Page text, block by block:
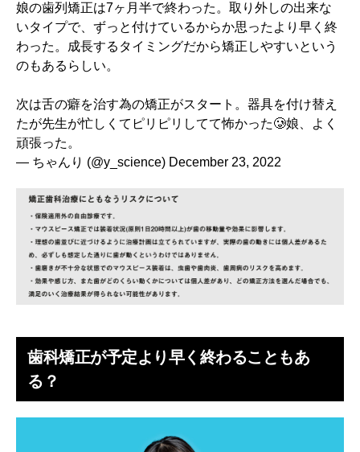
娘の歯列矯正は7ヶ月半で終わった。取り外しの出来な
いタイプで、ずっと付けているからか思ったより早く終
わった。成長するタイミングだから矯正しやすいという
のもあるらしい。
次は舌の癖を治す為の矯正がスタート。器具を付け替え
たが先生が忙しくてピリピリしてて怖かった🥲娘、よく
頑張った。
— ちゃんり (@y_science) December 23, 2022
歯科矯正が予定より早く終わることもあ
る？